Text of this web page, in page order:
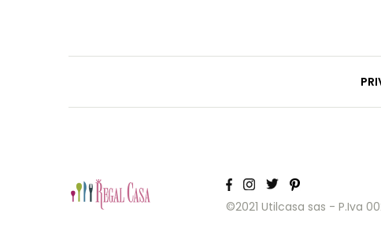
©2021 Utilcasa sas - P.Iva